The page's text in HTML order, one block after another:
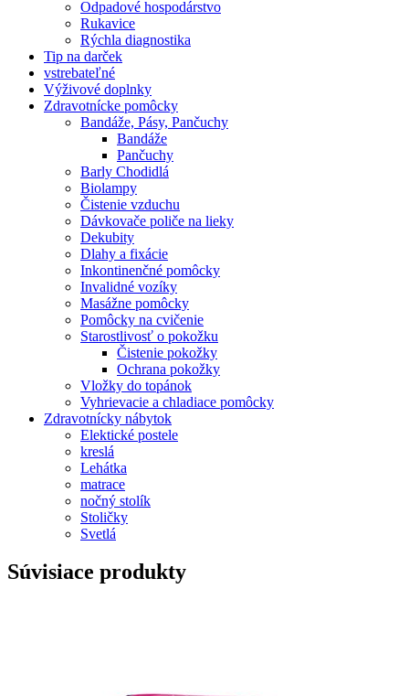
Odpadové hospodárstvo
Rukavice
Rýchla diagnostika
Tip na darček
vstrebateľné
Výživové doplnky
Zdravotnícke pomôcky
Bandáže, Pásy, Pančuchy
Bandáže
Pančuchy
Barly Chodidlá
Biolampy
Čistenie vzduchu
Dávkovače poliče na lieky
Dekubity
Dlahy a fixácie
Inkontinenčné pomôcky
Invalidné vozíky
Masážne pomôcky
Pomôcky na cvičenie
Starostlivosť o pokožku
Čistenie pokožky
Ochrana pokožky
Vložky do topánok
Vyhrievacie a chladiace pomôcky
Zdravotnícky nábytok
Elektické postele
kreslá
Lehátka
matrace
nočný stolík
Stoličky
Svetlá
Súvisiace produkty